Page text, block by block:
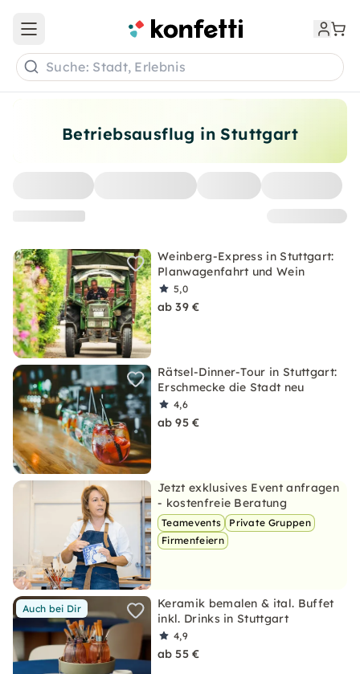
Betriebsausflug in Stuttgart
Weinberg-Express in Stuttgart:
Planwagenfahrt und Wein
5,0
ab 39 €
Rätsel-Dinner-Tour in Stuttgart:
Erschmecke die Stadt neu
4,6
ab 95 €
Jetzt exklusives Event anfragen
- kostenfreie Beratung
Teamevents
Private Gruppen
Firmenfeiern
Auch bei Dir
Keramik bemalen & ital. Buffet
inkl. Drinks in Stuttgart
4,9
ab 55 €
Open main menu
Suche: Stadt, Erlebnis